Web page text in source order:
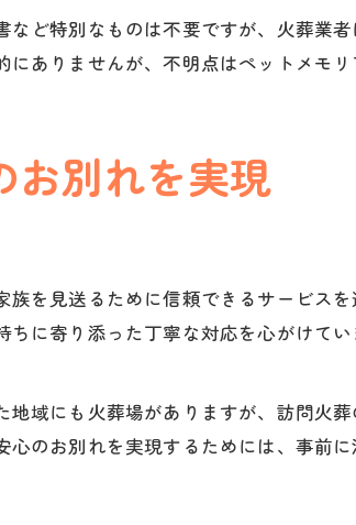
ど特別なものは不要ですが、火葬業
ありませんが、不明点はペットメモ
お別れを実現
を見送るために信頼できるサービス
に寄り添った丁寧な対応を心がけて
域にも火葬場がありますが、訪問火
のお別れを実現するためには、事前